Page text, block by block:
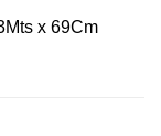
x 69Cm